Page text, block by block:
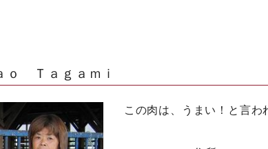
Ｔａｇａｍｉ
この肉は、うまい！と言わ